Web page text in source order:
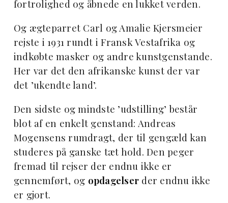
fortrolighed og åbnede en lukket verden.
Og ægteparret Carl og Amalie Kjersmeier
rejste i 1931 rundt i Fransk Vestafrika og
indkøbte masker og andre kunstgenstande.
Her var det den afrikanske kunst der var
det ’ukendte land’.
Den sidste og mindste ’udstilling’ består
blot af en enkelt genstand: Andreas
Mogensens rumdragt, der til gengæld kan
studeres på ganske tæt hold. Den peger
fremad til rejser der endnu ikke er
gennemført, og opdagelser der endnu ikke
er gjort.